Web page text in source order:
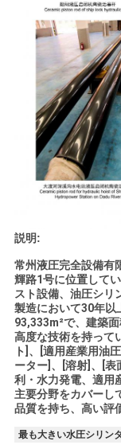
説明:
常州液圧完全設備有
輝路1号に位置して
スト設備、油圧シリ
製造において30年以
93,333m²で、建築
高度な技術を持って
ト]、[適用産業用油
ーター]、[溶射]、[表
利・水力発電、適用
主要分野をカバーし
品質を持ち、高い評
最も大きい水圧シリン